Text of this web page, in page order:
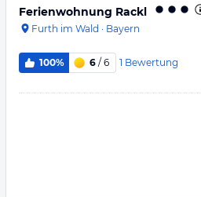
Ferienwohnung Rackl
Furth im Wald · Bayern
100% 6 / 6 1 Bewertung